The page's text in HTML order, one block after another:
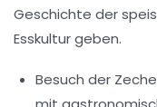
Geschichte der
Esskultur geben.
Besuch der